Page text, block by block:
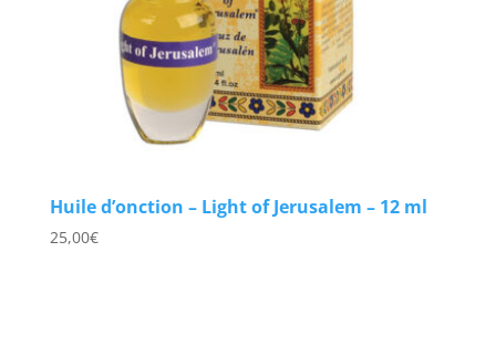
Huile d’onction – Light of Jerusalem – 12 ml
25,00€